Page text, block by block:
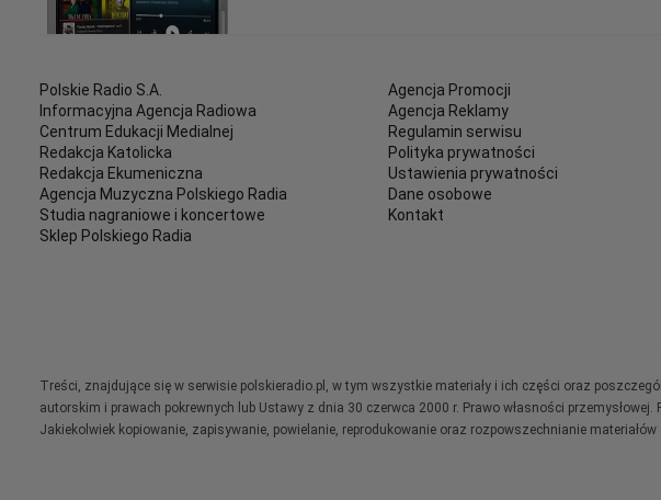
Polskie Radio S.A.
Informacyjna Agencja Radiowa
Centrum Edukacji Medialnej
Redakcja Katolicka
Redakcja Ekumeniczna
Agencja Muzyczna Polskiego Radia
Studia nagraniowe i koncertowe
Sklep Polskiego Radia
Agencja Promocji
Agencja Reklamy
Regulamin serwisu
Polityka prywatności
Ustawienia prywatności
Dane osobowe
Kontakt
Treści, znajdujące się w serwisie polskieradio.pl, w tym wszystkie materiały i ich części oraz
autorskim i prawach pokrewnych lub Ustawy z dnia 30 czerwca 2000 r. Prawo własności
Jakiekolwiek kopiowanie, zapisywanie, powielanie, reprodukowanie oraz rozpowszechnianie